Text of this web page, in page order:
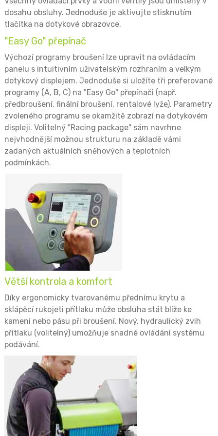
dosahu obsluhy. Jednoduše je aktivujte stisknutím
tlačítka na dotykové obrazovce.
"Easy Go" přepínač
Výchozí programy broušení lze upravit na ovládacím
panelu s intuitivním uživatelským rozhraním a velkým
dotykový displejem. Jednoduše si uložíte tři preferované
programy (A, B, C) na "Easy Go" přepínači (např.
předbroušení, finální broušení, rentalové lyže). Parametry
zvoleného programu se okamžitě zobrazí na dotykovém
displeji. Volitelný "Racing package" sám navrhne
nejvhodnější možnou strukturu na základě vámi
zadaných aktuálních sněhových a teplotních
podmínkách.
Větší kontrola a komfort
Díky ergonomicky tvarovanému přednímu krytu a
sklápěcí rukojeti přítlaku může obsluha stát blíže ke
kameni nebo pásu při broušení. Nový, hydraulický zvih
přítlaku (volitelný) umožňuje snadné ovládání systému
podávání.